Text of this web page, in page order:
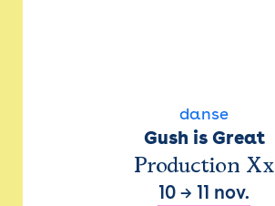
danse
Gush is Great
Production Xx
10 → 11 nov.